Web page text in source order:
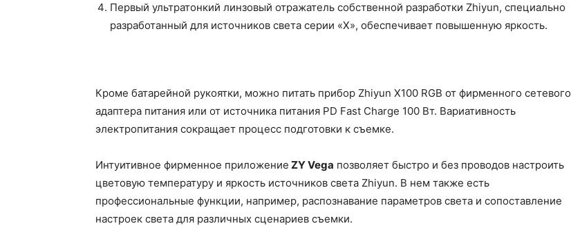
Первый ультратонкий линзовый отражатель собственной разработки Zhiyun, специально
разработанный для источников света серии «X», обеспечивает повышенную яркость.
Кроме батарейной рукоятки, можно питать прибор Zhiyun X100 RGB от фирменного сетевого
адаптера питания или от источника питания PD Fast Charge 100 Вт. Вариативность
электропитания сокращает процесс подготовки к съемке.
Интуитивное фирменное приложение ZY Vega позволяет быстро и без проводов настроить
цветовую температуру и яркость источников света Zhiyun. В нем также есть
профессиональные функции, например, распознавание параметров света и сопоставление
настроек света для различных сценариев съемки.